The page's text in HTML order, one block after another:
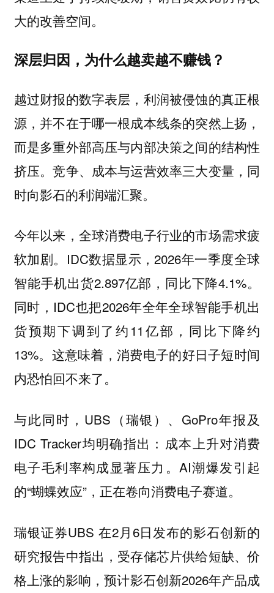
大的改善空间。
深层归因，为什么越卖越不赚钱？
越过财报的数字表层，利润被侵蚀的真正根
源，并不在于哪一根成本线条的突然上扬，
而是多重外部高压与内部决策之间的结构性
挤压。竞争、成本与运营效率三大变量，同
时向影石的利润端汇聚。
今年以来，全球消费电子行业的市场需求疲
软加剧。IDC数据显示，2026年一季度全球
智能手机出货2.897亿部，同比下降4.1%。
同时，IDC也把2026年全年全球智能手机出
货预期下调到了约11亿部，同比下降约
13%。这意味着，消费电子的好日子短时间
内恐怕回不来了。
与此同时，UBS（瑞银）、GoPro年报及
IDC Tracker‌均明确指出：‌成本上升对消费
电子毛利率构成显著压力‌。AI潮爆发引起
的“蝴蝶效应”，正在卷向消费电子赛道。
瑞银证券UBS 在2月6日发布的影石创新的
研究报告中指出，受存储芯片供给短缺、价
格上涨的影响，预计影石创新2026年产品成